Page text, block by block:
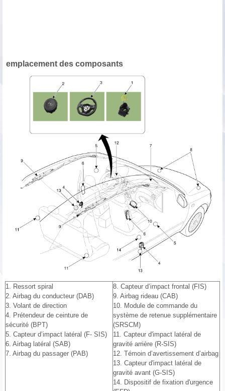
emplacement des composants
1. Ressort spiral
2. Airbag du conducteur (DAB)
3. Volant de direction
4. Prétendeur de ceinture de
sécurité (BPT)
5. Capteur d’impact latéral (F- SIS)
6. Airbag latéral (SAB)
7. Airbag du passager (PAB)
8. Capteur d’impact frontal (FIS)
9. Airbag rideau (CAB)
10. Module de commande du
système de retenue supplémentaire
(SRSCM)
11. Capteur d'impact latéral de
gravité arrière (R-SIS)
12. Témoin d’avertissement d’airbag
13. Capteur d'impact latéral de
gravité avant (G-SIS)
14. Dispositif de fixation d'urgence